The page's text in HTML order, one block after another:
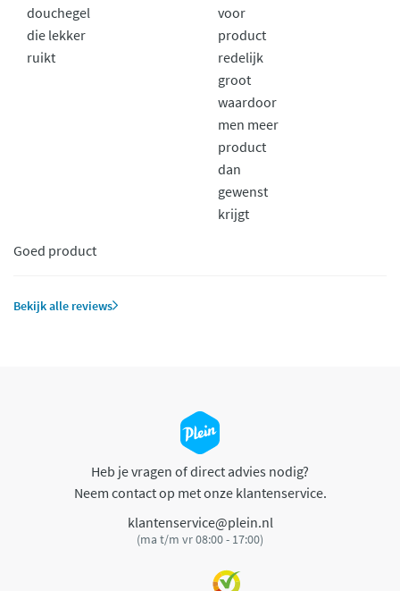
douchegel
die lekker
ruikt
voor
product
redelijk
groot
waardoor
men meer
product
dan
gewenst
krijgt
Goed product
Bekijk alle reviews
Heb je vragen of direct advies nodig?
Neem contact op met onze klantenservice.
klantenservice@plein.nl
(ma t/m vr 08:00 - 17:00)